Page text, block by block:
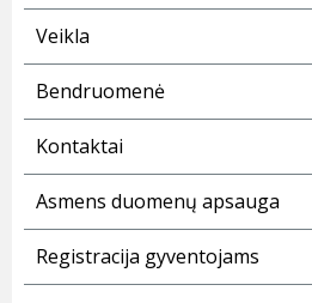
Veikla
Bendruomenė
Kontaktai
Asmens duomenų apsauga
Registracija gyventojams